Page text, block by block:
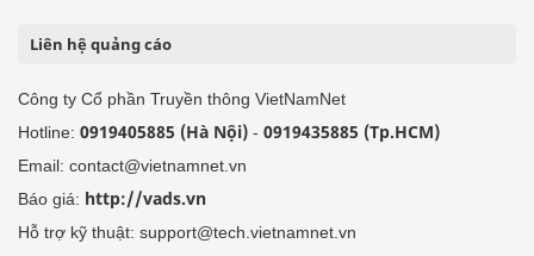
Liên hệ quảng cáo
Công ty Cổ phần Truyền thông VietNamNet
Hotline: 0919405885 (Hà Nội) - 0919435885 (Tp.HCM)
Email: contact@vietnamnet.vn
Báo giá: http://vads.vn
Hỗ trợ kỹ thuật: support@tech.vietnamnet.vn